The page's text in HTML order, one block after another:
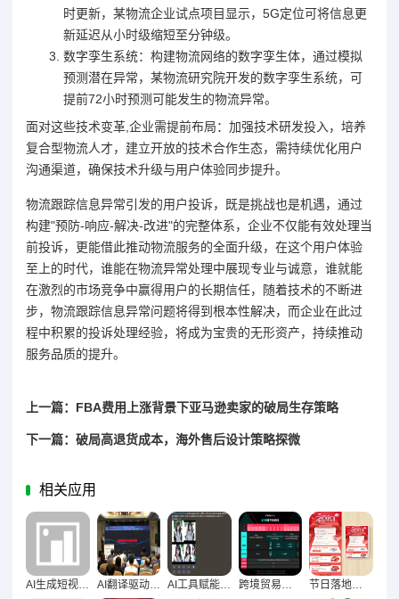
时更新，某物流企业试点项目显示，5G定位可将信息更
新延迟从小时级缩短至分钟级。
数字孪生系统：构建物流网络的数字孪生体，通过模拟
预测潜在异常，某物流研究院开发的数字孪生系统，可
提前72小时预测可能发生的物流异常。
面对这些技术变革,企业需提前布局：加强技术研发投入，培养
复合型物流人才，建立开放的技术合作生态，需持续优化用户
沟通渠道，确保技术升级与用户体验同步提升。
物流跟踪信息异常引发的用户投诉，既是挑战也是机遇，通过
构建"预防-响应-解决-改进"的完整体系，企业不仅能有效处理当
前投诉，更能借此推动物流服务的全面升级，在这个用户体验
至上的时代，谁能在物流异常处理中展现专业与诚意，谁就能
在激烈的市场竞争中赢得用户的长期信任，随着技术的不断进
步，物流跟踪信息异常问题将得到根本性解决，而企业在此过
程中积累的投诉处理经验，将成为宝贵的无形资产，持续推动
服务品质的提升。
上一篇：FBA费用上涨背景下亚马逊卖家的破局生存策略
下一篇：破局高退货成本，海外售后设计策略探微
相关应用
AI翻译驱动多语言网站效率跃升，技术革新赋能全球化运营